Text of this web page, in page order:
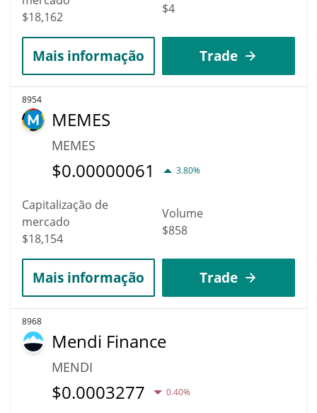
$18,162
$4
Mais informação Trade
8954
MEMES
MEMES
$0.00000061 3.80%
Capitalização de
mercado
$18,154
Volume
$858
Mais informação Trade
8968
Mendi Finance
MENDI
$0.0003277 0.40%